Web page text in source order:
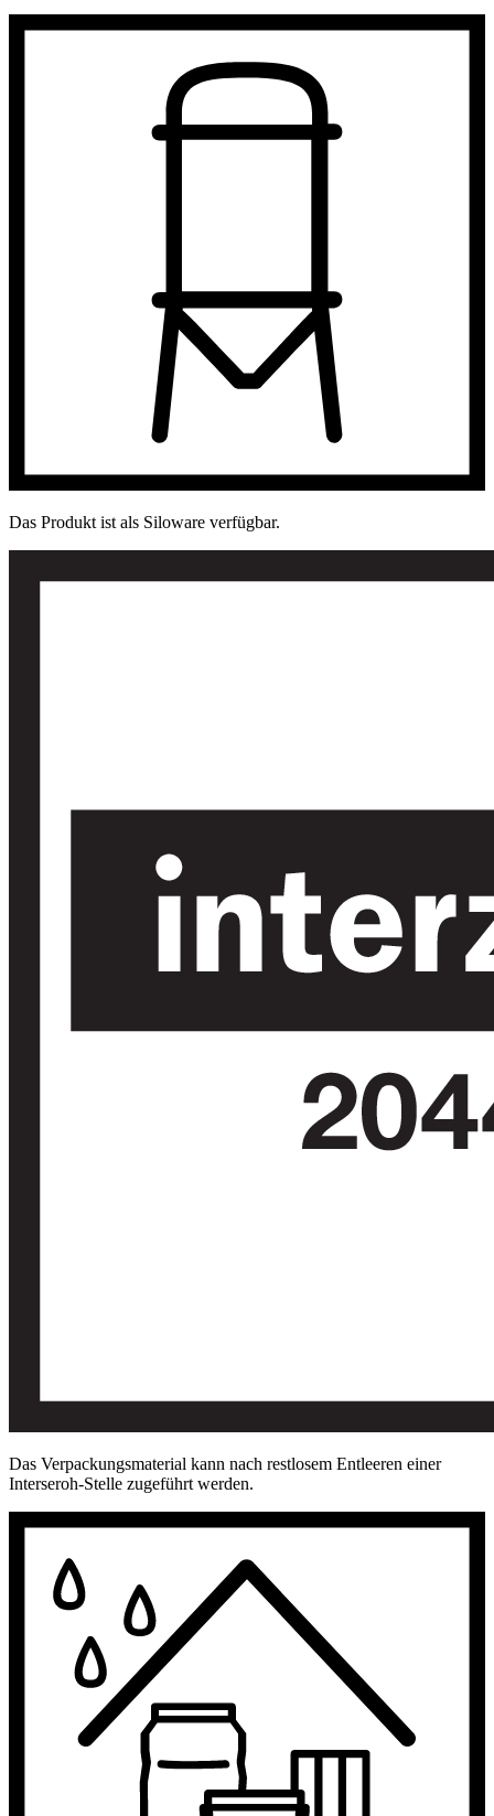
Das Produkt ist als Siloware verfügbar.
Das Verpackungsmaterial kann nach restlosem Entleeren einer
Interseroh-Stelle zugeführt werden.